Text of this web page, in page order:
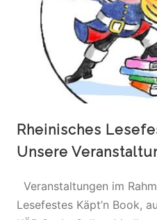
Rheinisches
Unsere
Veranstaltungen im
Lesefestes Käpt’n Book,